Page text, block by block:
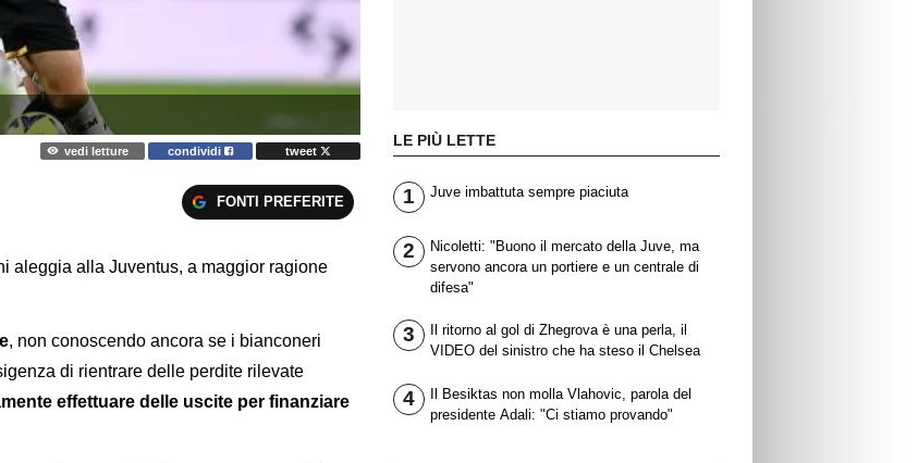
vedi letture condividi tweet
FONTI PREFERITE
aleggia alla Juventus, a maggior ragione
, non conoscendo ancora se i bianconeri
di rientrare delle perdite rilevate
effettuare delle uscite per finanziare
LE PIÙ LETTE
1 Juve imbattuta sempre piaciuta
2
Nicoletti: "Buono il mercato della Juve, ma
servono ancora un portiere e un centrale di
difesa"
3
Il ritorno al gol di Zhegrova è una perla, il
VIDEO del sinistro che ha steso il Chelsea
4
Il Besiktas non molla Vlahovic, parola del
presidente Adali: "Ci stiamo provando"